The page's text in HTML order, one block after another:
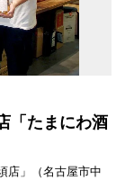
「たまにわ酒
店」（名古屋市中